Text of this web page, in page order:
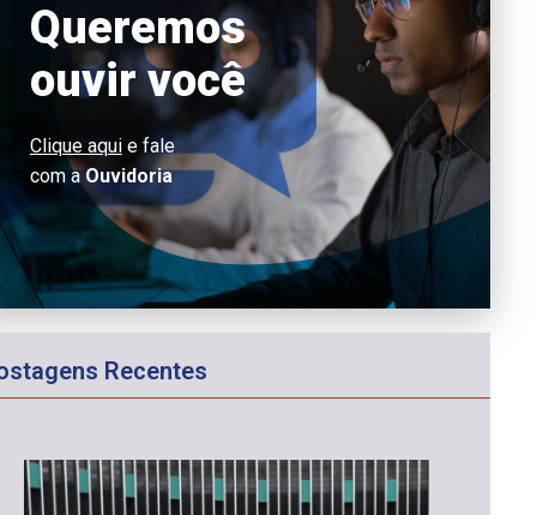
Queremos
ouvir você
Clique aquie fale
com aOuvidoria
Recentes